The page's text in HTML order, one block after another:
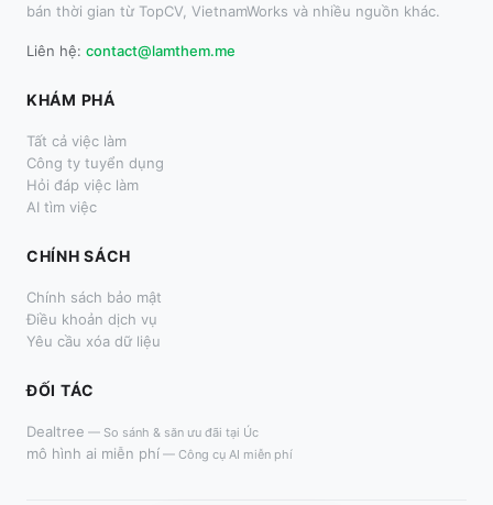
bán thời gian từ TopCV, VietnamWorks và nhiều nguồn khác.
Liên hệ: contact@lamthem.me
KHÁM PHÁ
Tất cả việc làm
Công ty tuyển dụng
Hỏi đáp việc làm
AI tìm việc
CHÍNH SÁCH
Chính sách bảo mật
Điều khoản dịch vụ
Yêu cầu xóa dữ liệu
ĐỐI TÁC
Dealtree — So sánh & săn ưu đãi tại Úc
mô hình ai miễn phí — Công cụ AI miễn phí